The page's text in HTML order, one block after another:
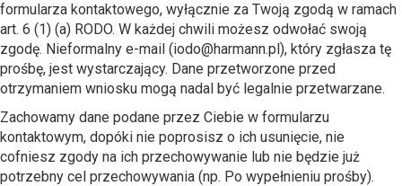
formularza kontaktowego, wyłącznie za Twoją zgodą w ramach
art. 6 (1) (a) RODO. W każdej chwili możesz odwołać swoją
zgodę. Nieformalny e-mail (iodo@harmann.pl), który zgłasza tę
prośbę, jest wystarczający. Dane przetworzone przed
otrzymaniem wniosku mogą nadal być legalnie przetwarzane.
Zachowamy dane podane przez Ciebie w formularzu
kontaktowym, dopóki nie poprosisz o ich usunięcie, nie
cofniesz zgody na ich przechowywanie lub nie będzie już
potrzebny cel przechowywania (np. Po wypełnieniu prośby).